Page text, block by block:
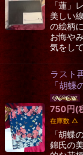
「蓮」
美しい
の絵柄
お悔や
気をし
ラスト
「胡蝶
750円(
在庫数 △
「胡蝶
錦氏の